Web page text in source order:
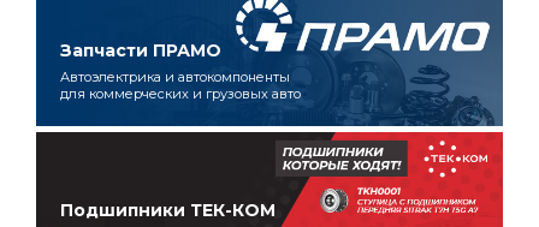
Запчасти ПРАМО
Автоэлектрика и автокомпоненты
для коммерческих и грузовых авто
Подшипники ТЕК-КОМ